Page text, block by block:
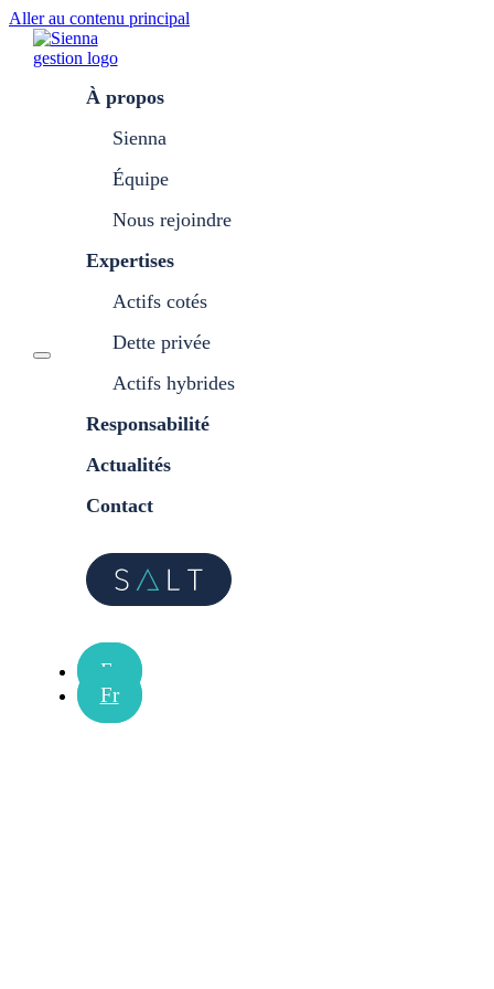
Aller au contenu principal
À propos
Sienna
Équipe
Nous rejoindre
Expertises
Actifs cotés
Dette privée
Actifs hybrides
Responsabilité
Actualités
Contact
Fr
Fr